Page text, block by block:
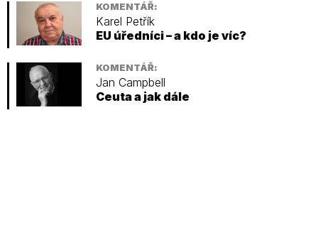
KOMENTÁŘ:
Karel Petřík
EU úředníci – a kdo je víc?
KOMENTÁŘ:
Jan Campbell
Ceuta a jak dále